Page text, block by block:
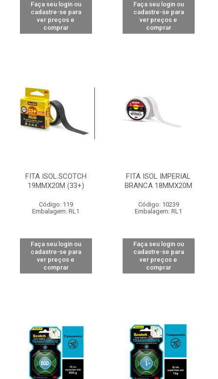
Faça seu login ou
cadastre-se para
ver preços e
comprar
Faça seu login ou
cadastre-se para
ver preços e
comprar
FITA ISOL.SCOTCH
19MMX20M (33+)
Código: 119
Embalagem: RL1
Faça seu login ou
cadastre-se para
ver preços e
comprar
FITA ISOL IMPERIAL
BRANCA 18MMX20M
Código: 10239
Embalagem: RL1
Faça seu login ou
cadastre-se para
ver preços e
comprar